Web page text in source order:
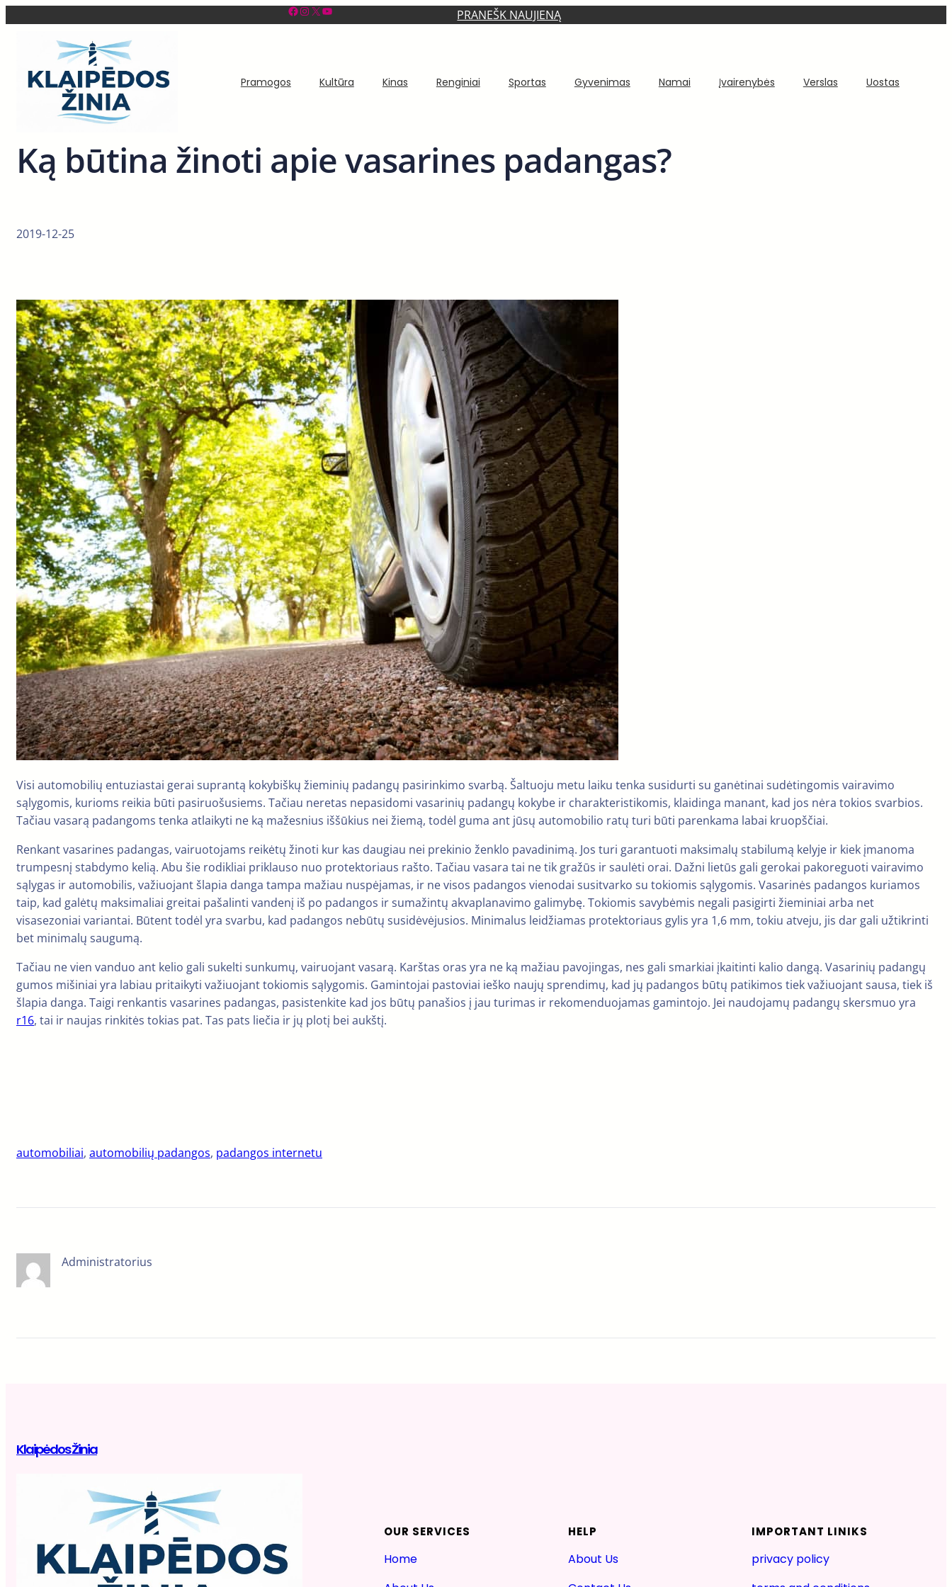
Facebook InstagramX YouTube PRANEŠK NAUJIENĄ
Pramogos Kultūra Kinas Renginiai Sportas Gyvenimas Namai Įvairenybės Verslas Uostas
Ką būtina žinoti apie vasarines padangas?
2019-12-25
Visi automobilių entuziastai gerai suprantą kokybiškų žieminių padangų pasirinkimo svarbą. Šaltuoju metu laiku tenka susidurti su ganėtinai sudėtingomis vairavimo
sąlygomis, kurioms reikia būti pasiruošusiems. Tačiau neretas nepasidomi vasarinių padangų kokybe ir charakteristikomis, klaidinga manant, kad jos nėra tokios svarbios.
Tačiau vasarą padangoms tenka atlaikyti ne ką mažesnius iššūkius nei žiemą, todėl guma ant jūsų automobilio ratų turi būti parenkama labai kruopščiai.
Renkant vasarines padangas, vairuotojams reikėtų žinoti kur kas daugiau nei prekinio ženklo pavadinimą. Jos turi garantuoti maksimalų stabilumą kelyje ir kiek įmanoma
trumpesnį stabdymo kelią. Abu šie rodikliai priklauso nuo protektoriaus rašto. Tačiau vasara tai ne tik gražūs ir saulėti orai. Dažni lietūs gali gerokai pakoreguoti vairavimo
sąlygas ir automobilis, važiuojant šlapia danga tampa mažiau nuspėjamas, ir ne visos padangos vienodai susitvarko su tokiomis sąlygomis. Vasarinės padangos kuriamos
taip, kad galėtų maksimaliai greitai pašalinti vandenį iš po padangos ir sumažintų akvaplanavimo galimybę. Tokiomis savybėmis negali pasigirti žieminiai arba net
visasezoniai variantai. Būtent todėl yra svarbu, kad padangos nebūtų susidėvėjusios. Minimalus leidžiamas protektoriaus gylis yra 1,6 mm, tokiu atveju, jis dar gali užtikrinti
bet minimalų saugumą.
Tačiau ne vien vanduo ant kelio gali sukelti sunkumų, vairuojant vasarą. Karštas oras yra ne ką mažiau pavojingas, nes gali smarkiai įkaitinti kalio dangą. Vasarinių padangų
gumos mišiniai yra labiau pritaikyti važiuojant tokiomis sąlygomis. Gamintojai pastoviai ieško naujų sprendimų, kad jų padangos būtų patikimos tiek važiuojant sausa, tiek iš
šlapia danga. Taigi renkantis vasarines padangas, pasistenkite kad jos būtų panašios į jau turimas ir rekomenduojamas gamintojo. Jei naudojamų padangų skersmuo yra
r16, tai ir naujas rinkitės tokias pat. Tas pats liečia ir jų plotį bei aukštį.
automobiliai, automobilių padangos, padangos internetu
Administratorius
Klaipėdos Žinia
OUR SERVICES
Home
HELP
About Us
IMPORTANT LINIKS
privacy policy